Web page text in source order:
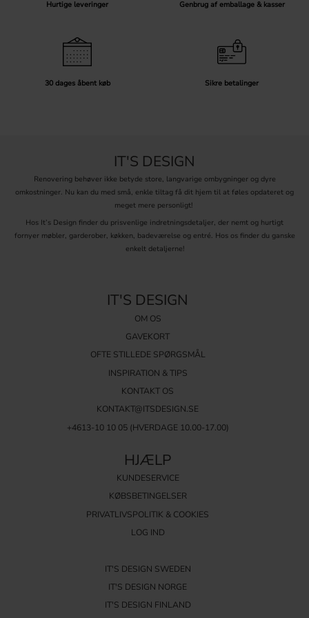
Hos It's Design finder du et bredt udvalg af tilbehør til
indretningsstile. Udforsk vores sortiment og find det tilbehør, der
bedst supplerer dine dørhåndtag for en stilfuld og funktionel
Hurtige leveringer Genbrug af emballage & kasser
30 dages åbent køb Sikre betalinger
IT'S DESIGN
Renovering behøver ikke betyde store, langvarige ombygninger og dyre
omkostninger. Nu kan du med små, enkle tiltag få dit hjem til at føles opdateret og
meget mere personligt!
Hos It’s Design finder du prisvenlige indretningsdetaljer, der nemt og hurtigt
fornyer møbler, garderober, køkken, badeværelse og entré. Hos os finder du ganske
enkelt detaljerne!
IT'S DESIGN
OM OS
GAVEKORT
OFTE STILLEDE SPØRGSMÅL
INSPIRATION & TIPS
KONTAKT OS
KONTAKT@ITSDESIGN.SE
+4613-10 10 05 (HVERDAGE 10.00-17.00)
HJÆLP
KUNDESERVICE
KØBSBETINGELSER
PRIVATLIVSPOLITIK & COOKIES
LOG IND
IT'S DESIGN SWEDEN
IT'S DESIGN NORGE
IT'S DESIGN FINLAND